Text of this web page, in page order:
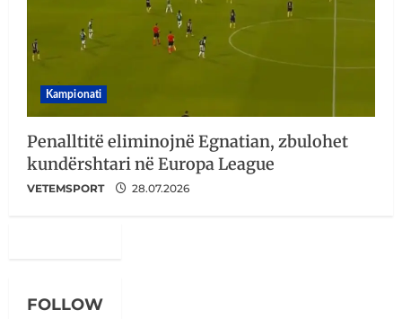
Kampionati
Penalltitë eliminojnë Egnatian, zbulohet
kundërshtari në Europa League
VETEMSPORT 28.07.2026
FOLLOW